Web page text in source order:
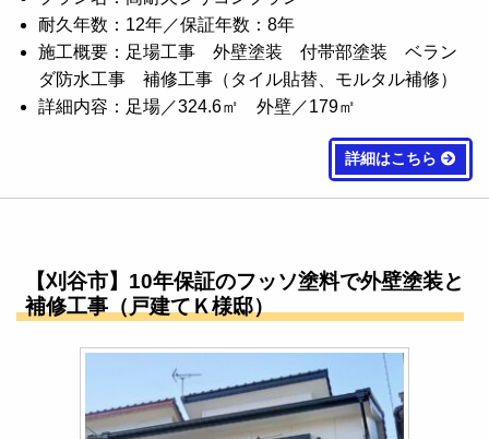
耐久年数：12年／保証年数：8年
施工概要：足場工事 外壁塗装 付帯部塗装 ベラン
ダ防水工事 補修工事（タイル貼替、モルタル補修）
詳細内容：足場／324.6㎡ 外壁／179㎡
詳細はこちら
【刈谷市】10年保証のフッソ塗料で外壁塗装と
補修工事（戸建てＫ様邸）